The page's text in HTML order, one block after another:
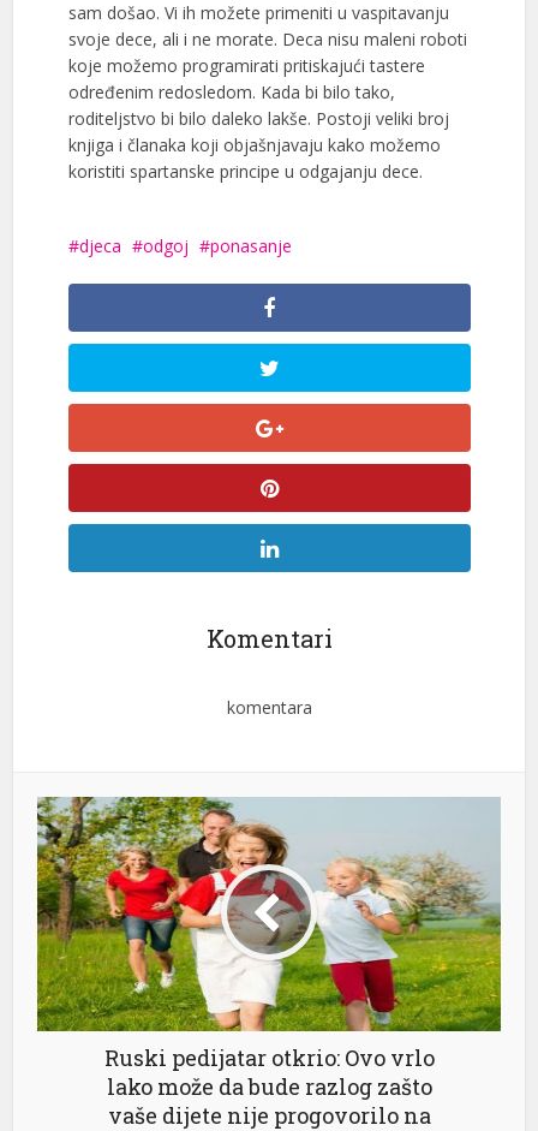
sam došao. Vi ih možete primeniti u vaspitavanju
svoje dece, ali i ne morate. Deca nisu maleni roboti
koje možemo programirati pritiskajući tastere
određenim redosledom. Kada bi bilo tako,
roditeljstvo bi bilo daleko lakše. Postoji veliki broj
knjiga i članaka koji objašnjavaju kako možemo
koristiti spartanske principe u odgajanju dece.
djeca odgoj ponasanje
Komentari
komentara
Ruski pedijatar otkrio: Ovo vrlo
lako može da bude razlog zašto
vaše dijete nije progovorilo na